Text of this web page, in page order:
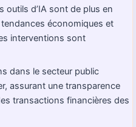
outils d’IA sont de plus en
économiques et
interventions sont
dans le secteur public
assurant une transparence
transactions financières des